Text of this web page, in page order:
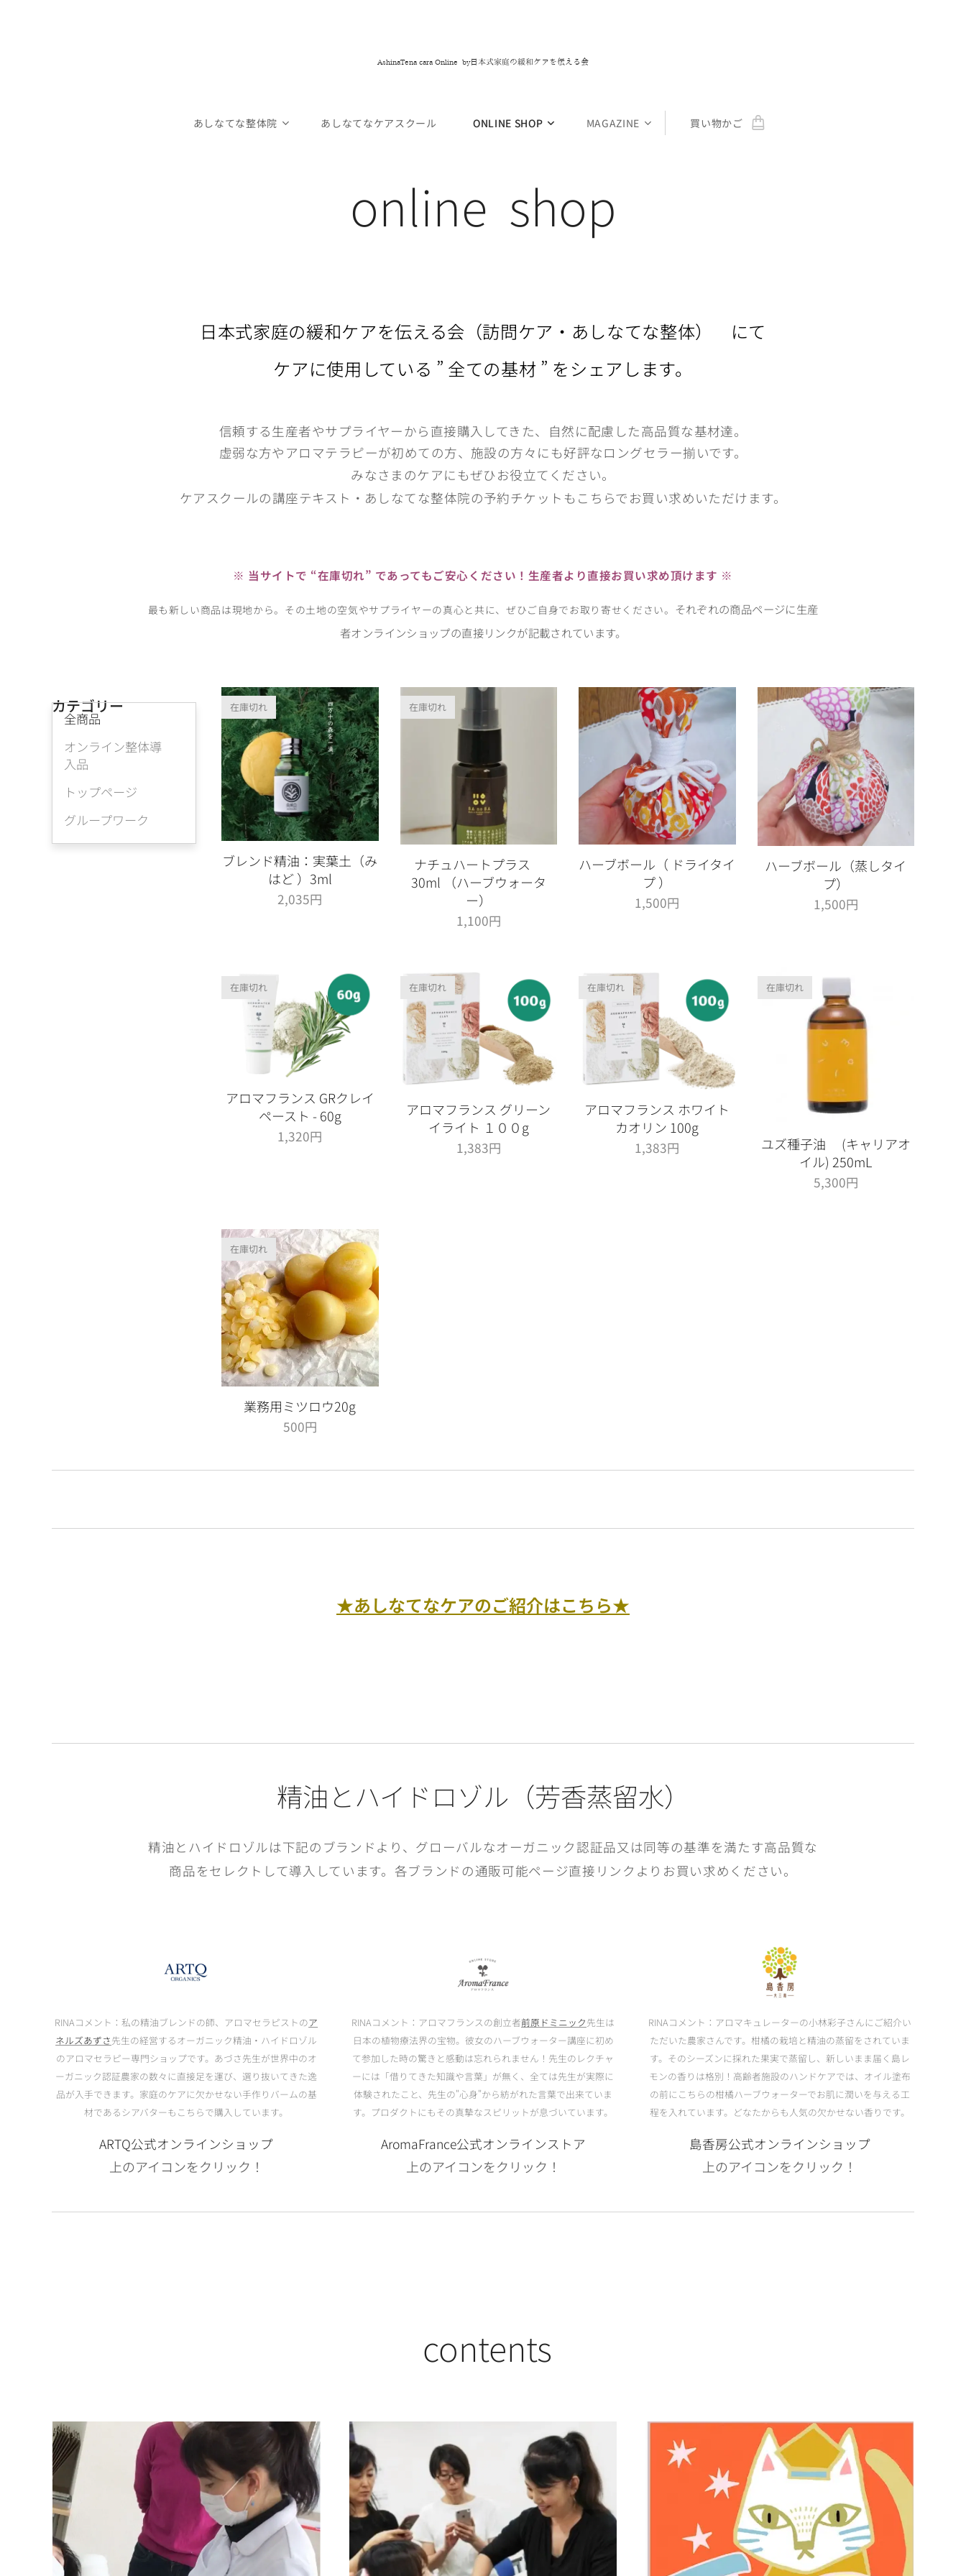
AshinaTena cara Online by日本式家庭の緩和ケアを伝える会
あしなてな整体院 あしなてなケアスクール ONLINE SHOP MAGAZINE 買い物かご
online shop
日本式家庭の緩和ケアを伝える会（訪問ケア・あしなてな整体） にて
ケアに使用している ” 全ての基材 ” をシェアします。
信頼する生産者やサプライヤーから直接購入してきた、自然に配慮した高品質な基材達。
虚弱な方やアロマテラピーが初めての方、施設の方々にも好評なロングセラー揃いです。
みなさまのケアにもぜひお役立てください。
ケアスクールの講座テキスト・あしなてな整体院の予約チケットもこちらでお買い求めいただけます。
※ 当サイトで “在庫切れ” であってもご安心ください！生産者より直接お買い求め頂けます ※
最も新しい商品は現地から。その土地の空気やサプライヤーの真心と共に、ぜひご自身でお取り寄せください。 それぞれの商品ページに生産
者オンラインショップの直接リンクが記載されています。
カテゴリー
全商品
オンライン整体導
入品
トップページ
グループワーク
ブレンド精油：実葉土（み
はど ）3ml
在庫切れ
2,035円
ナチュハートプラス
30ml （ハーブウォータ
ー）
在庫切れ
1,100円
ハーブボール（ ドライタイ
プ ）
1,500円
ハーブボール（蒸しタイ
プ）
1,500円
アロマフランス GRクレイ
ペースト - 60g
在庫切れ
1,320円
アロマフランス グリーン
イライト １００g
在庫切れ
1,383円
アロマフランス ホワイト
カオリン 100g
在庫切れ
1,383円
ユズ種子油 (キャリアオ
イル) 250mL
在庫切れ
5,300円
業務用ミツロウ20g
在庫切れ
500円
★あしなてなケアのご紹介はこちら★
精油とハイドロゾル（芳香蒸留水）
精油とハイドロゾルは下記のブランドより、グローバルなオーガニック認証品又は同等の基準を満たす高品質な
商品をセレクトして導入しています。各ブランドの通販可能ページ直接リンクよりお買い求めください。
RINAコメント：私の精油ブレンドの師、アロマセラピストのア
ネルズあずさ先生の経営するオーガニック精油・ハイドロゾル
のアロマセラピー専門ショップです。あづさ先生が世界中のオ
ーガニック認証農家の数々に直接足を運び、選り抜いてきた逸
品が入手できます。家庭のケアに欠かせない手作りバームの基
材であるシアバターもこちらで購入しています。
ARTQ公式オンラインショップ
上のアイコンをクリック！
RINAコメント：アロマフランスの創立者前原ドミニック先生は
日本の植物療法界の宝物。彼女のハーブウォーター講座に初め
て参加した時の驚きと感動は忘れられません！先生のレクチャ
ーには「借りてきた知識や言葉」が無く、全ては先生が実際に
体験されたこと、先生の"心身"から紡がれた言葉で出来ていま
す。プロダクトにもその真摯なスピリットが息づいています。
AromaFrance公式オンラインストア
上のアイコンをクリック！
RINAコメント：アロマキュレーターの小林彩子さんにご紹介い
ただいた農家さんです。柑橘の栽培と精油の蒸留をされていま
す。そのシーズンに採れた果実で蒸留し、新しいまま届く島レ
モンの香りは格別！高齢者施設のハンドケアでは、オイル塗布
の前にこちらの柑橘ハーブウォーターでお肌に潤いを与える工
程を入れています。どなたからも人気の欠かせない香りです。
島香房公式オンラインショップ
上のアイコンをクリック！
contents